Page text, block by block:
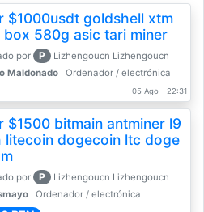
$1000usdt goldshell xtm
580g asic tari miner
por P
Lizhengoucn Lizhengoucn
Maldonado
Ordenador / electrónica
05 Ago - 22:31
$1500 bitmain antminer l9
litecoin dogecoin ltc doge
por P
Lizhengoucn Lizhengoucn
Ordenador / electrónica